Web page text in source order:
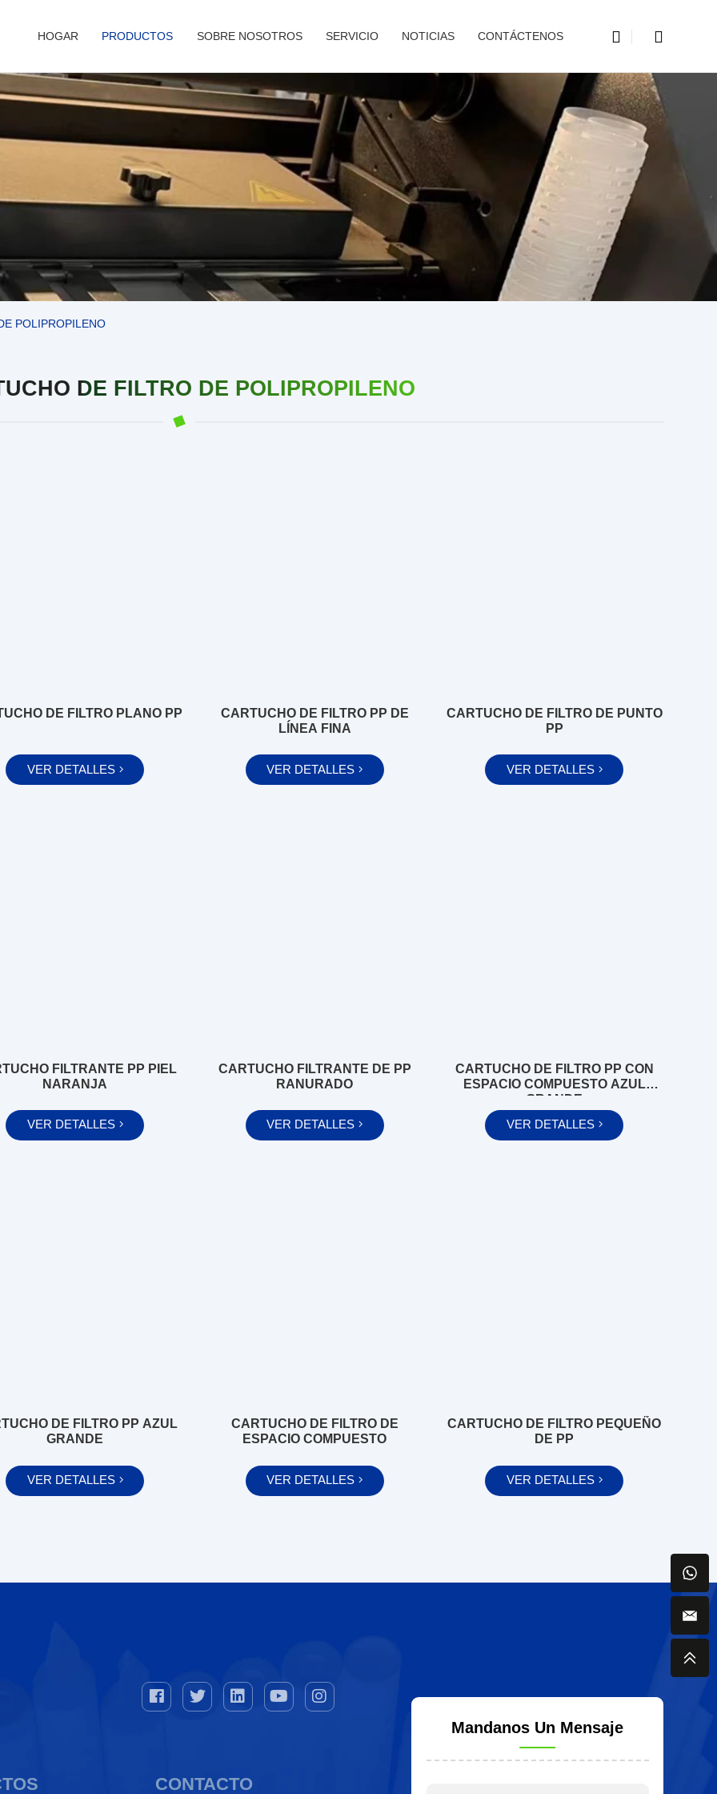
HOGAR PRODUCTOS SOBRE NOSOTROS SERVICIO NOTICIAS CONTÁCTENOS
POLIPROPILENO
DE FILTRO DE POLIPROPILENO
DE FILTRO PLANO PP
VER DETALLES
CARTUCHO DE FILTRO PP DE
LÍNEA FINA
VER DETALLES
CARTUCHO DE FILTRO DE PUNTO
PP
VER DETALLES
FILTRANTE PP PIEL
NARANJA
VER DETALLES
CARTUCHO FILTRANTE DE PP
RANURADO
VER DETALLES
CARTUCHO DE FILTRO PP CON
ESPACIO COMPUESTO AZUL
GRANDE
VER DETALLES
DE FILTRO PP AZUL
GRANDE
VER DETALLES
CARTUCHO DE FILTRO DE
ESPACIO COMPUESTO
VER DETALLES
CARTUCHO DE FILTRO PEQUEÑO
DE PP
VER DETALLES
CONTACTO
Mandanos Un Mensaje